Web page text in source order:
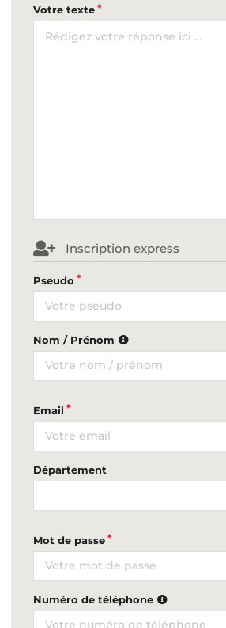
Votre texte
Inscription express
Pseudo
Nom / Prénom
Email
Département
Mot de passe
Numéro de téléphone